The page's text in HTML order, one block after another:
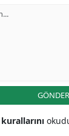
GÖNDER